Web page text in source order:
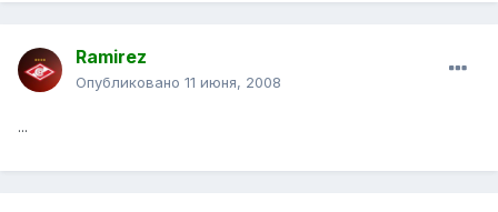
Ramirez
Опубликовано 11 июня, 2008
...